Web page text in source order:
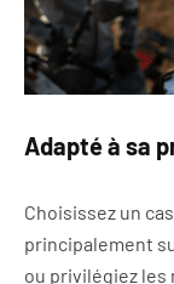
Adapté à sa
Choisissez un
principalement
ou privilégiez les